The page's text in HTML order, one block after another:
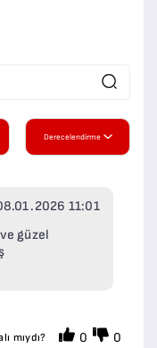
Derecelendirme
11:01
güzel
mıydı? 0 0